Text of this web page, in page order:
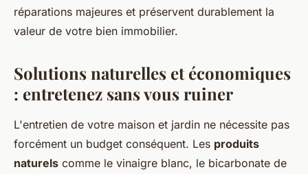
réparations majeures et préservent durablement la
valeur de votre bien immobilier.
Solutions naturelles et économiques
: entretenez sans vous ruiner
L'entretien de votre maison et jardin ne nécessite pas
forcément un budget conséquent. Les produits
naturels comme le vinaigre blanc, le bicarbonate de